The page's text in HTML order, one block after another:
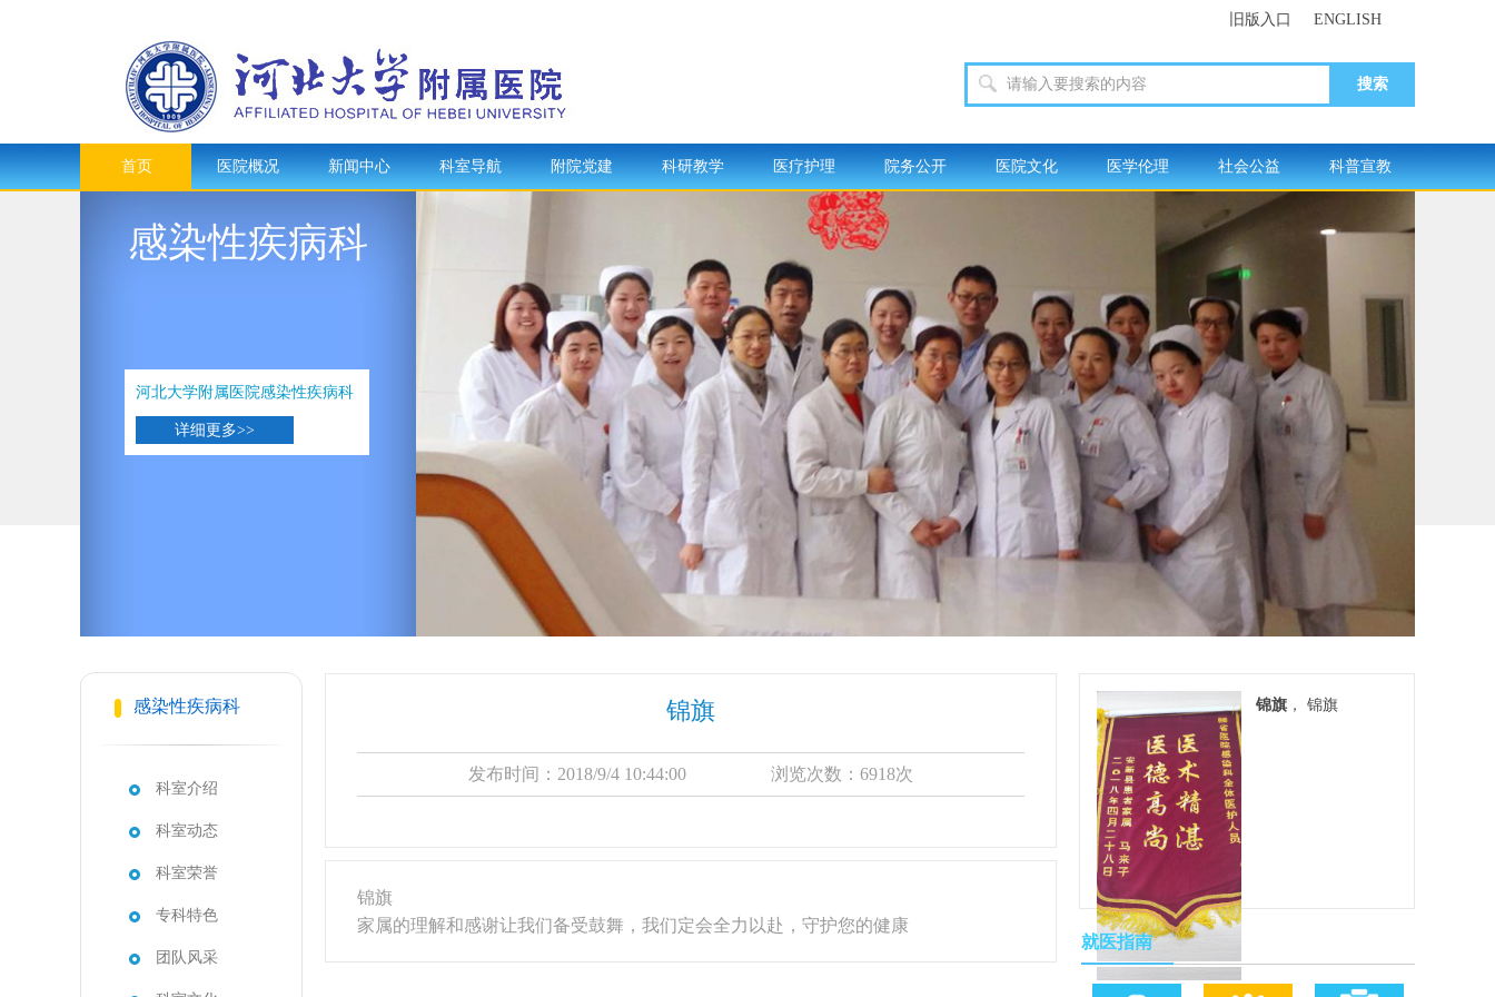
旧版入口 ENGLISH
请输入要搜索的内容
首页 医院概况 新闻中心 科室导航 附院党建 科研教学 医疗护理 院务公开 医院文化 医学伦理 社会公益 科普宣教
感染性疾病科
河北大学附属医院感染性疾病科
详细更多>>
感染性疾病科
科室介绍
科室动态
科室荣誉
专科特色
团队风采
锦旗
发布时间：2018/9/4 10:44:00 浏览次数：6918次
锦旗
家属的理解和感谢让我们备受鼓舞，我们定会全力以赴，守护您的健康
锦旗 ， 锦旗
就医指南